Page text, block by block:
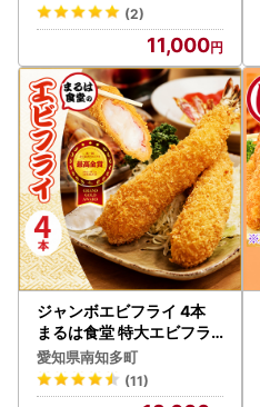
(2)
11,000
ジャンボエビフライ 4本
まるは食堂 特大エビフラ
イ
愛知県南知多町
(11)